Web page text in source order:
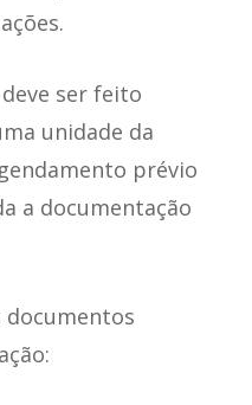
ser feito
unidade da
prévio
a documentação